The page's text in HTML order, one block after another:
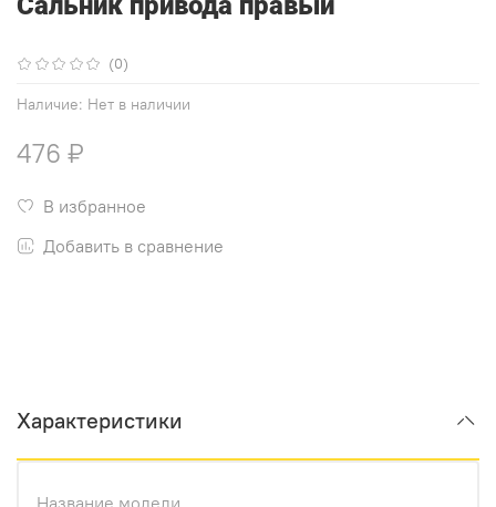
(0)
Наличие: Нет в наличии
476 ₽
В избранное
Добавить в сравнение
Характеристики
Название модели